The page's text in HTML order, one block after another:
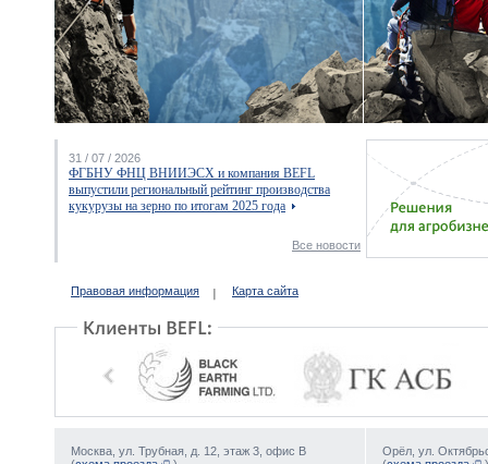
31 / 07 / 2026
ФГБНУ ФНЦ ВНИИЭСХ и компания BEFL
выпустили региональный рейтинг производства
кукурузы на зерно по итогам 2025 года
Все новости
Правовая информация Карта сайта
Москва, ул. Трубная, д. 12, этаж 3, офис В
Орёл, ул.